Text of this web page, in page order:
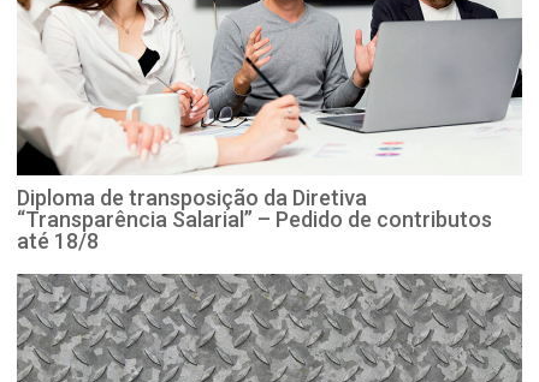
Diploma de transposição da Diretiva
“Transparência Salarial” – Pedido de contributos
até 18/8